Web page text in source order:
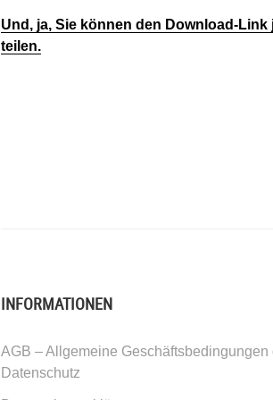
Und, ja, Sie können den Download-
teilen.
INFORMATIONEN
AGB – Allgemeine
Datenschutz